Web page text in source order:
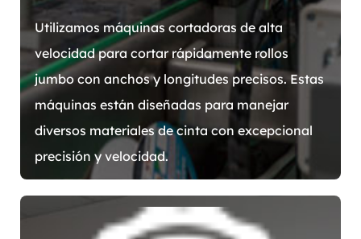
Utilizamos máquinas cortadoras de alta
velocidad para cortar rápidamente rollos
jumbo con anchos y longitudes precisos. Estas
máquinas están diseñadas para manejar
diversos materiales de cinta con excepcional
precisión y velocidad.